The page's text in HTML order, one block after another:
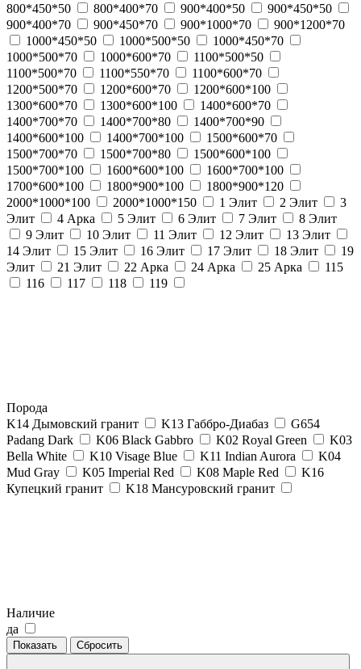
800*450*50
800*400*70 900*400*50
900*450*50
900*400*70
900*450*70 900*1000*70
900*1200*70
1000*450*50
1000*500*50
1000*450*70
1000*500*70
1000*600*70
1100*500*50
1100*500*70
1100*550*70
1100*600*70
1200*500*70
1200*600*70
1200*600*100
1300*600*70
1300*600*100
1400*600*70
1400*700*70
1400*700*80
1400*700*90
1400*600*100
1400*700*100
1500*600*70
1500*700*70
1500*700*80
1500*600*100
1500*700*100
1600*600*100
1600*700*100
1700*600*100
1800*900*100
1800*900*120
2000*1000*100
2000*1000*150 1 Элит 2 Элит
3
Элит
4 Арка 5 Элит 6 Элит 7 Элит
8 Элит
9 Элит
10 Элит 11 Элит 12 Элит
13 Элит
14 Элит
15 Элит 16 Элит 17 Элит 18 Элит
19
Элит
21 Элит 22 Арка 24 Арка 25 Арка
115
116
117 118 119
Порода
K14 Дымовский гранит
K13 Габбро-Диабаз
G654
Padang Dark
K06 Black Gabbro K02 Royal Green
K03
Bella White
K10 Visage Blue K11 Indian Aurora
K04
Mud Gray
K05 Imperial Red K08 Maple Red
K16
Купецкий гранит
K18 Мансуровский гранит
Наличие
да
Показать Сбросить